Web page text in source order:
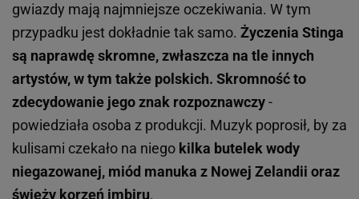
gwiazdy mają najmniejsze oczekiwania. W tym
przypadku jest dokładnie tak samo. Życzenia Stinga
są naprawdę skromne, zwłaszcza na tle innych
artystów, w tym także polskich. Skromność to
zdecydowanie jego znak rozpoznawczy-
powiedziała osoba z produkcji. Muzyk poprosił, by za
kulisami czekało na niego kilka butelek wody
niegazowanej, miód manuka z Nowej Zelandii oraz
świeży korzeń imbiru.